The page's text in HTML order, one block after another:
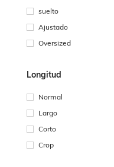
suelto
Ajustado
Oversized
Longitud
Normal
Largo
Corto
Crop